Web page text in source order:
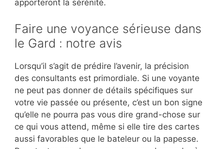
apporteront la sérénité.
Faire une voyance sérieuse dans
le Gard : notre avis
Lorsqu’il s’agit de prédire l’avenir, la précision
des consultants est primordiale. Si une voyante
ne peut pas donner de détails spécifiques sur
votre vie passée ou présente, c’est un bon signe
qu’elle ne pourra pas vous dire grand-chose sur
ce qui vous attend, même si elle tire des cartes
aussi favorables que le bateleur ou la papesse.